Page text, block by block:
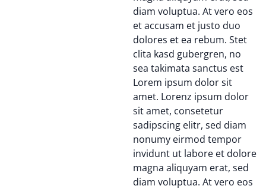
diam voluptua. At vero eos
et accusam et justo duo
dolores et ea rebum. Stet
clita kasd gubergren, no
sea takimata sanctus est
Lorem ipsum dolor sit
amet. Lorenz ipsum dolor
sit amet, consetetur
sadipscing elitr, sed diam
nonumy eirmod tempor
invidunt ut labore et dolore
magna aliquyam erat, sed
diam voluptua. At vero eos